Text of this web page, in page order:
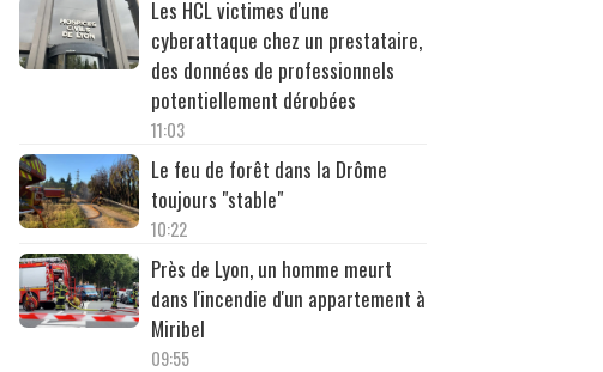
Les HCL victimes d'une
cyberattaque chez un prestataire,
des données de professionnels
potentiellement dérobées
11:03
Le feu de forêt dans la Drôme
toujours "stable"
10:22
Près de Lyon, un homme meurt
dans l'incendie d'un appartement à
Miribel
09:55